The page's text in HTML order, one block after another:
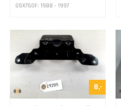
GSX750F: 1988 - 1997
8,-